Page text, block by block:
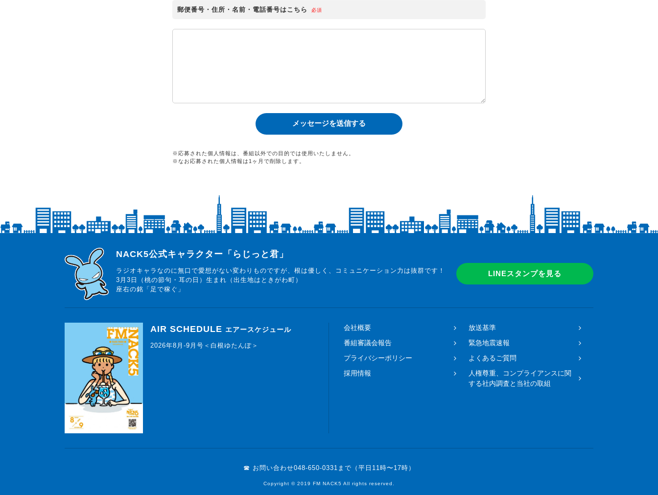
郵便番号・住所・名前・電話番号はこちら 必須
※応募された個人情報は、番組以外での目的では使用いたしません。
※なお応募された個人情報は1ヶ月で削除します。
らじっと君
NACK5公式キャラクター「らじっと君」
ラジオキャラなのに無口で愛想がない変わりものですが、根は優しく、コミュニケーション力は抜群です！
3月3日（桃の節句・耳の日）生まれ（出生地はときがわ町）
座右の銘「足で稼ぐ」
LINEスタンプを見る
AIR SCHEDULE エアースケジュール
2026年8月-9月号＜白根ゆたんぽ＞
会社概要
放送基準
番組審議会報告
緊急地震速報
プライバシーポリシー
よくあるご質問
採用情報
人権尊重、コンプライアンスに関
する社内調査と当社の取組
☎ お問い合わせ048-650-0331まで（平日11時〜17時）
Copyright © 2019 FM NACK5 All rights reserved.